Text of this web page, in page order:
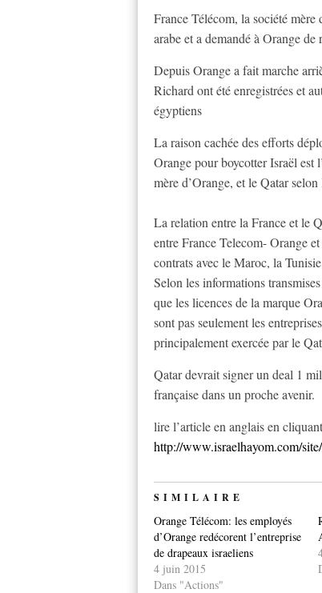
France Télécom, la société mère
arabe et a demandé à Orange
Depuis Orange a fait marche
Richard ont été enregistrées et
égyptiens
La raison cachée des efforts
Orange pour boycotter Israël est
mère d’Orange, et le Qatar
La relation entre la France et le
entre France Telecom- Orange
contrats avec le Maroc, la
Selon les informations
que les licences de la marque
sont pas seulement les
principalement exercée par le
Qatar devrait signer un deal 1
française dans un proche avenir.
lire l’article en anglais en
http://www.israelhayom.com/
SIMILAIRE
Orange Télécom: les employés
d’Orange redécorent l’entreprise
de drapeaux israeliens
4 juin 2015
Dans "Actions"